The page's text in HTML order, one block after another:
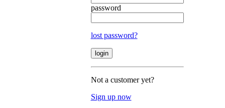
password
lost password?
Not a customer yet?
Sign up now